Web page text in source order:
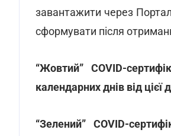
завантажити через
сформувати після
“Жовтий” СOVID-
календарних днів від цієї
“Зелений” COVID-